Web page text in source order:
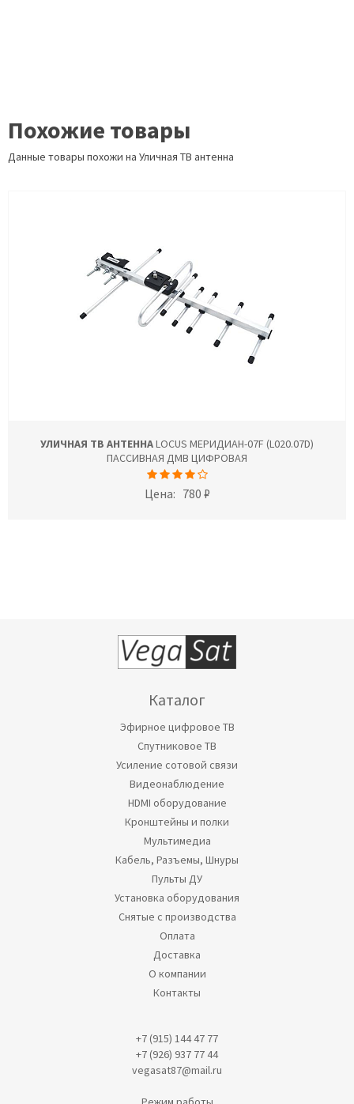
Похожие товары
Данные товары похожи на Уличная ТВ антенна
УЛИЧНАЯ ТВ АНТЕННАLOCUS МЕРИДИАН-07F (L020.07D)
ПАССИВНАЯ ДМВ ЦИФРОВАЯ
Цена: 780 ₽
Каталог
Эфирное цифровое ТВ
Спутниковое ТВ
Усиление сотовой связи
Видеонаблюдение
HDMI оборудование
Кронштейны и полки
Мультимедиа
Кабель, Разъемы, Шнуры
Пульты ДУ
Установка оборудования
Снятые с производства
Оплата
Доставка
О компании
Контакты
+7 (915) 144 47 77
+7 (926) 937 77 44
vegasat87@mail.ru